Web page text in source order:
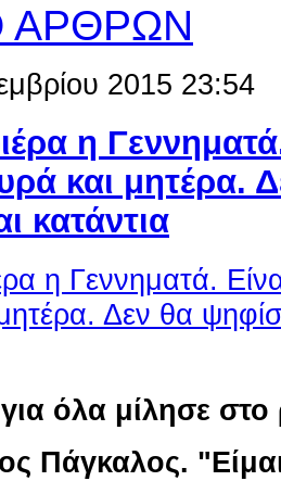
ΑΡΘΡΩΝ
2015 23:54
η
και μητέρα.
κατάντια
για όλα μίλησε
Πάγκαλος.